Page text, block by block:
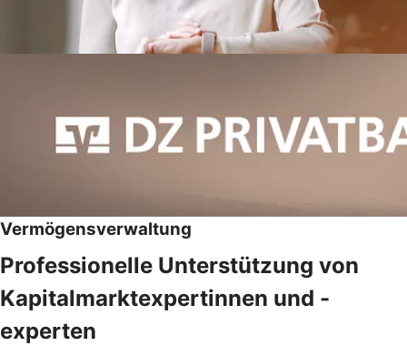
Vermögensverwaltung
Professionelle Unterstützung von
Kapitalmarktexpertinnen und -
experten